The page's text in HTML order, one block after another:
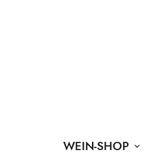
WEIN-SHOP